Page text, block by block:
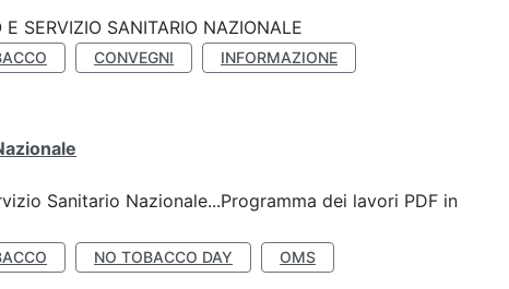
SERVIZIO SANITARIO NAZIONALE
CONVEGNI
INFORMAZIONE
Sanitario Nazionale...Programma dei lavori PDF in
NO TOBACCO DAY OMS